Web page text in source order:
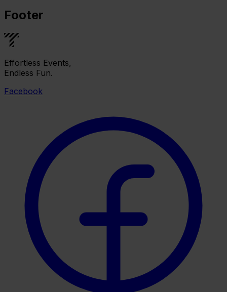
Footer
Effortless Events,
Endless Fun.
Facebook